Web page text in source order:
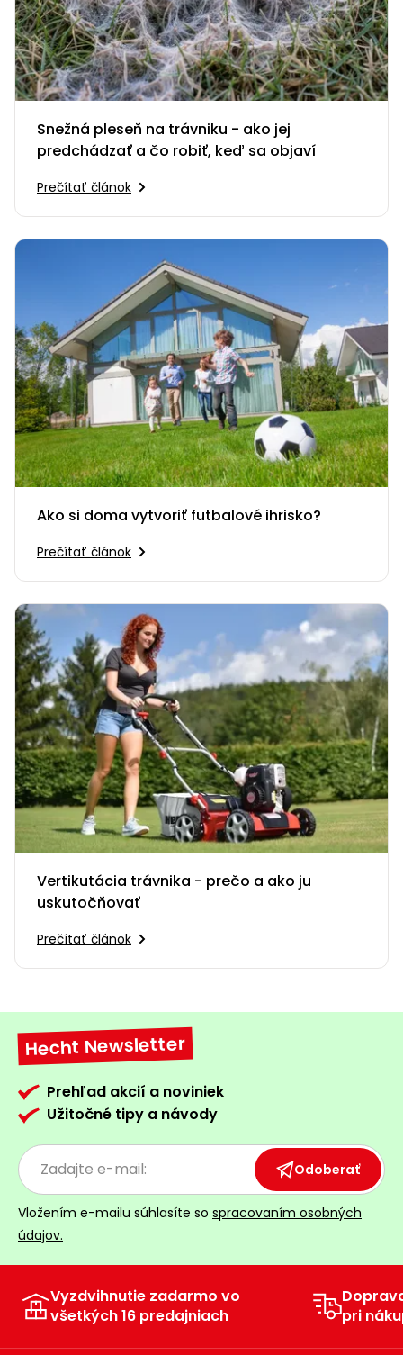
Snežná pleseň na trávniku - ako jej
predchádzať a čo robiť, keď sa objaví
Prečítať článok
Ako si doma vytvoriť futbalové ihrisko?
Prečítať článok
Vertikutácia trávnika - prečo a ako ju
uskutočňovať
Prečítať článok
Hecht Newsletter
Prehľad akcií a noviniek
Užitočné tipy a návody
Odoberať
Vložením e-mailu súhlasíte so spracovaním osobných
údajov.
Vyzdvihnutie zadarmo vo
všetkých 16 predajniach
pri